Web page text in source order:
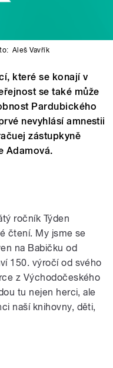
Aleš Vavřík
které se konají v
se také může
Pardubického
nevyhlásí amnestii
zástupkyně
Adamová.
ročník Týden
čtení. My jsme se
na Babičku od
150. výročí od svého
z Východočeského
tu nejen herci, ale
naší knihovny, děti,